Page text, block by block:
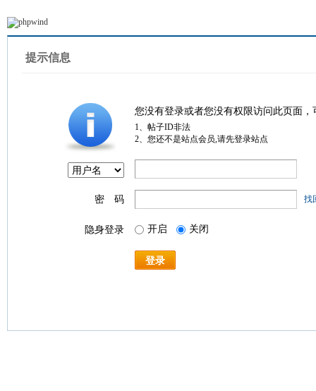
提示信息
您没有登录或者您没有权限访问此页面
1、帖子ID非法
2、您还不是站点会员,请先登录站点
密 码 找
隐身登录 开启 关闭
登录